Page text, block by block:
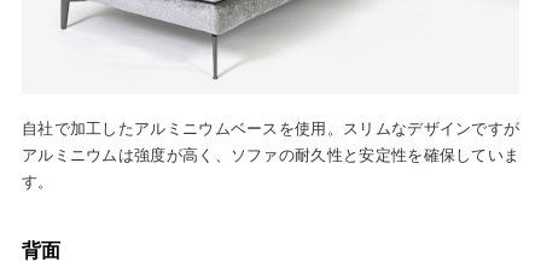
自社で加工したアルミニウムベースを使用。スリムなデザインですが
アルミニウムは強度が高く、ソファの耐久性と安定性を確保していま
す。
背面